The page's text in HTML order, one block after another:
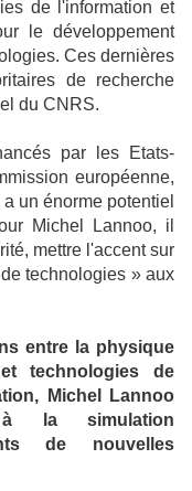
de l'information et
le développement
Ces dernières
de recherche
du CNRS.
par les Etats-
européenne,
un énorme potentiel
Michel Lannoo, il
mettre l'accent sur
technologies » aux
entre la physique
technologies de
Michel Lannoo
la simulation
de nouvelles